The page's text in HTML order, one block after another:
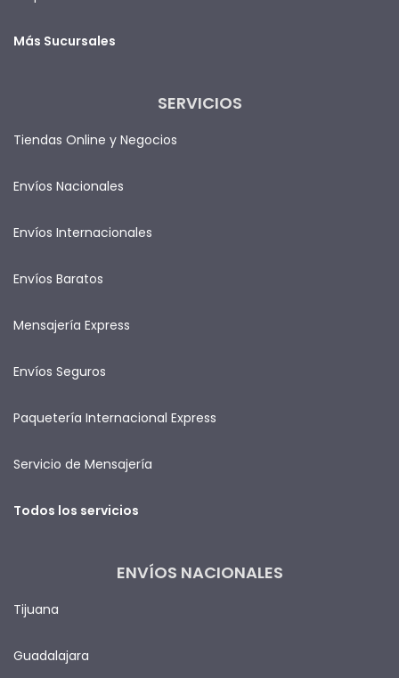
Más Sucursales
SERVICIOS
Tiendas Online y Negocios
Envíos Nacionales
Envíos Internacionales
Envíos Baratos
Mensajería Express
Envíos Seguros
Paquetería Internacional Express
Servicio de Mensajería
Todos los servicios
ENVÍOS NACIONALES
Tijuana
Guadalajara